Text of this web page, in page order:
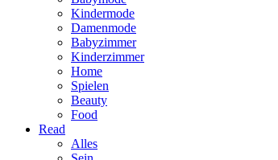
Kindermode
Damenmode
Babyzimmer
Kinderzimmer
Home
Spielen
Beauty
Food
Read
Alles